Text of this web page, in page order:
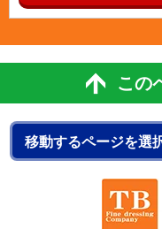
この